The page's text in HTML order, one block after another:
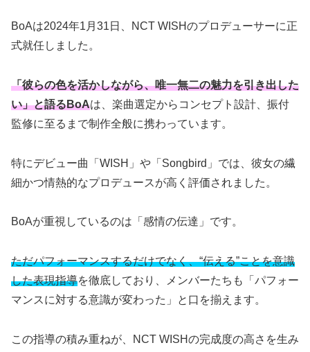
BoAは2024年1月31日、NCT WISHのプロデューサーに正
式就任しました。
「彼らの色を活かしながら、唯一無二の魅力を引き出した
い」と語るBoAは、楽曲選定からコンセプト設計、振付
監修に至るまで制作全般に携わっています。
特にデビュー曲「WISH」や「Songbird」では、彼女の繊
細かつ情熱的なプロデュースが高く評価されました。
BoAが重視しているのは「感情の伝達」です。
ただパフォーマンスするだけでなく、“伝える”ことを意識
した表現指導を徹底しており、メンバーたちも「パフォー
マンスに対する意識が変わった」と口を揃えます。
この指導の積み重ねが、NCT WISHの完成度の高さを生み